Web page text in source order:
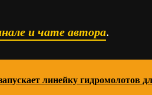
и чате автора.
линейку гидромолотов